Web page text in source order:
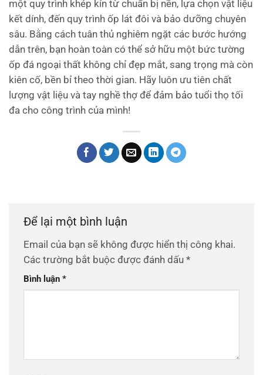
một quy trình khép kín từ chuẩn bị nền, lựa chọn vật liệu
kết dính, đến quy trình ốp lát đôi và bảo dưỡng chuyên
sâu. Bằng cách tuân thủ nghiêm ngặt các bước hướng
dẫn trên, bạn hoàn toàn có thể sở hữu một bức tường
ốp đá ngoại thất không chỉ đẹp mắt, sang trọng mà còn
kiên cố, bền bỉ theo thời gian. Hãy luôn ưu tiên chất
lượng vật liệu và tay nghề thợ để đảm bảo tuổi thọ tối
đa cho công trình của mình!
Để lại một bình luận
Email của bạn sẽ không được hiển thị công khai.
Các trường bắt buộc được đánh dấu *
Bình luận *